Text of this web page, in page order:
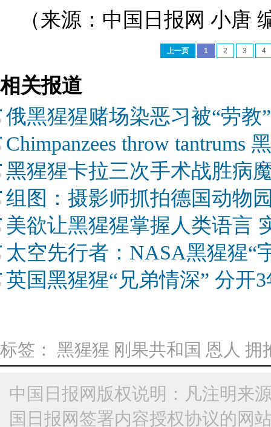
（来源：中国日报网 小唐
上一页 1 2 3 4
相关报道
俄黑猩猩赌场染恶习被“劳教”
Chimpanzees throw tantrums
黑猩猩卡拉三次手术战胜病
组图：摄影师抓拍德国动物
美欲让黑猩猩掌握人类语言
太空先行者：NASA黑猩猩“
英国黑猩猩“兄弟情深” 分开
标签： 黑猩猩 刚果共和国 恩人 拥
中国日报网版权说明：凡注明来
国日报网签署内容授权协议的网